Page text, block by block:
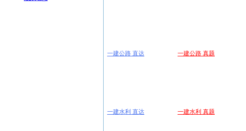
一建公路 直达 一建公路 真题
一建水利 直达 一建水利 真题